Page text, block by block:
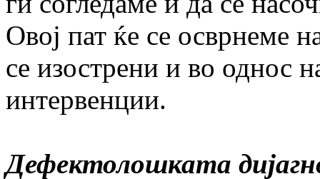
Овој пат ќе се осврнеме
се изострени и во однос
интервенции.
Дефектолошката